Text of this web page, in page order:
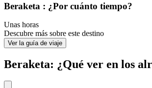
Beraketa : ¿Por cuánto tiempo?
Unas horas
Descubre más sobre este destino
Ver la guía de viaje
Beraketa: ¿Qué ver en los